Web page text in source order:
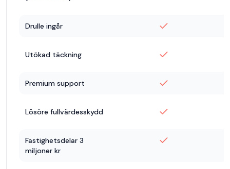
Drulle ingår
Utökad täckning
Premium support
Lösöre fullvärdesskydd
Fastighetsdelar 3
miljoner kr